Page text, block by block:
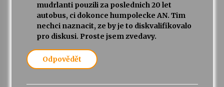
mudrlanti pouzili za poslednich 20 let
autobus, ci dokonce humpolecke AN. Tim
nechci naznacit, ze by je to diskvalifikovalo
pro diskusi. Proste jsem zvedavy.
Odpovědět